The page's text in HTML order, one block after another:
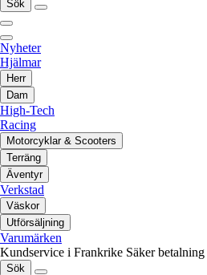
Sök
Nyheter
Hjälmar
Herr
Dam
High-Tech
Racing
Motorcyklar & Scooters
Terräng
Äventyr
Verkstad
Väskor
Utförsäljning
Varumärken
Kundservice i Frankrike Säker betalning
Sök